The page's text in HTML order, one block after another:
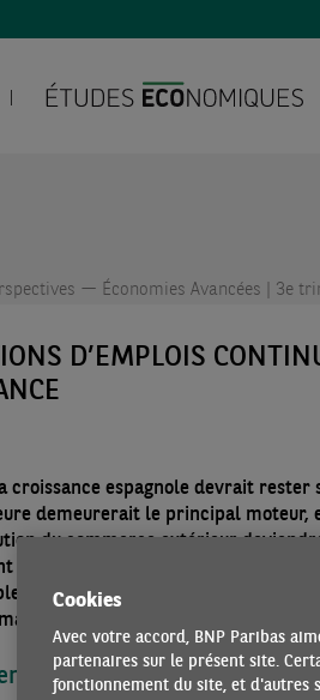
— Économies Avancées | 3e
D’EMPLOIS
croissance espagnole devrait rester
demeurerait le principal
du commerce extérieur
toujours bénéficier d’une
de la productivité pourrait
d’œuvre disponible commencera
intérieure, principal
Cookies
Avec votre accord, BNP Paribas
partenaires sur le présent site.
fonctionnement du site, et d'autres